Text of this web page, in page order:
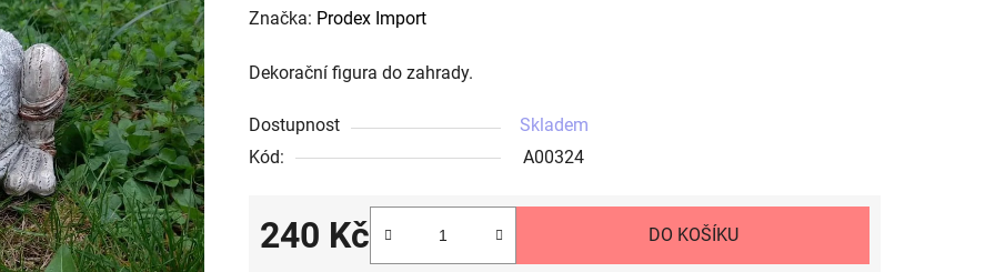
hodnocení
je
z
5
Značka: Prodex Import
Dekorační figura do zahrady.
Dostupnost
Skladem
Kód:
A00324
240 Kč DO KOŠÍKU